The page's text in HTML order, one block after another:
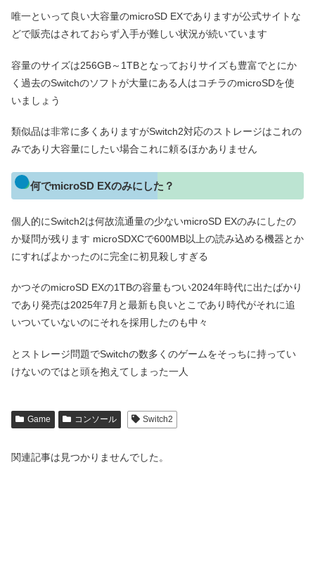
唯一といって良い大容量のmicroSD EXでありますが公式サイトな
どで販売はされておらず入手が難しい状況が続いています
容量のサイズは256GB～1TBとなっておりサイズも豊富でとにか
く過去のSwitchのソフトが大量にある人はコチラのmicroSDを使
いましょう
類似品は非常に多くありますがSwitch2対応のストレージはこれの
みであり大容量にしたい場合これに頼るほかありません
何でmicroSD EXのみにした？
個人的にSwitch2は何故流通量の少ないmicroSD EXのみにしたの
か疑問が残ります microSDXCで600MB以上の読み込める機器とか
にすればよかったのに完全に初見殺しすぎる
かつそのmicroSD EXの1TBの容量もつい2024年時代に出たばかり
であり発売は2025年7月と最新も良いとこであり時代がそれに追
いついていないのにそれを採用したのも中々
とストレージ問題でSwitchの数多くのゲームをそっちに持ってい
けないのではと頭を抱えてしまった一人
Game コンソール Switch2
関連記事は見つかりませんでした。